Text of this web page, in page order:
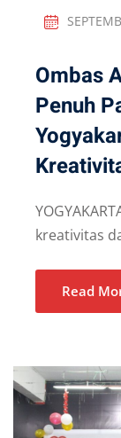
Ombas
Penuh
kreativitas
Read